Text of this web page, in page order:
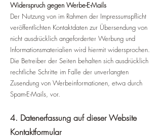
Widerspruch gegen Werbe-E-Mails
Der Nutzung von im Rahmen der Impressumspflicht
veröffentlichten Kontaktdaten zur Übersendung von
nicht ausdrücklich angeforderter Werbung und
Informationsmaterialien wird hiermit widersprochen.
Die Betreiber der Seiten behalten sich ausdrücklich
rechtliche Schritte im Falle der unverlangten
Zusendung von Werbeinformationen, etwa durch
Spam-E-Mails, vor.
4. Datenerfassung auf dieser Website
Kontaktformular